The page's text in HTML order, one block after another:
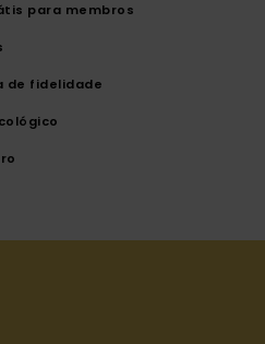
para membros
de fidelidade